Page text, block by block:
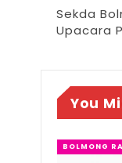
Sekda
Upacara
You
BOLMONG